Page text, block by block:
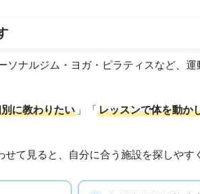
ソナルジム・ヨガ・ピラティスなど、
に教わりたい 」「レッスンで体を動か
せて見ると、自分に合う施設を探しやす